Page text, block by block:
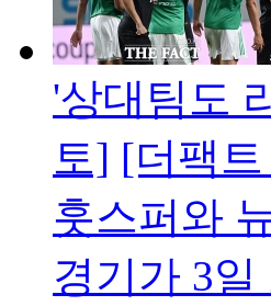
'상대팀도
토] [더팩
훗스퍼와
경기가 3